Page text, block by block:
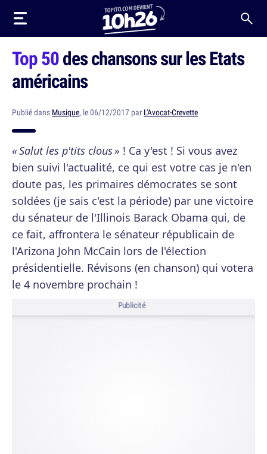
Top 50des chansons sur les Etats
américains
Publié dans Musique, le 06/12/2017 par L'Avocat-Crevette
« Salut les p'tits clous » ! Ca y'est ! Si vous avez
bien suivi l'actualité, ce qui est votre cas je n'en
doute pas, les primaires démocrates se sont
soldées (je sais c'est la période) par une victoire
du sénateur de l'Illinois Barack Obama qui, de
ce fait, affrontera le sénateur républicain de
l'Arizona John McCain lors de l'élection
présidentielle. Révisons (en chanson) qui votera
le 4 novembre prochain !
Publicité